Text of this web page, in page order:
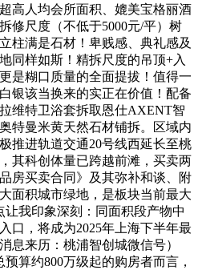
高人均会所面积、媲美宝格丽酒
修尺度（不低于5000元/平）树
柱满是石材！卑贱感、典礼感及
同样如斯！精拆尺度的吊顶+入
是糊口质量的全面提拔！值得一
银该当换来的实正在价值！配备
维特卫浴套拆取恩仕AXENT智
特曼米黄天然石材铺拆。区域内
推进轨道交通20号线西延长至桃
其科创体量已跨越前滩，买卖两
房买卖合同》及其弥补和谈、附
面积城市绿地，是板块当前最大
我印象深刻：同面积段产物中
口，将成为2025年上海下半年最
息来历：桃浦智创城微信号）
算约800万级起的购房者而言，